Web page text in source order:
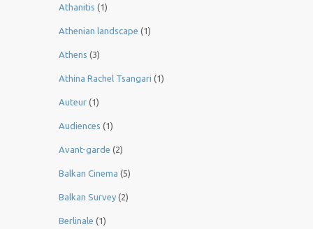
Athanitis (1)
Athenian landscape (1)
Athens (3)
Athina Rachel Tsangari (1)
Auteur (1)
Audiences (1)
Avant-garde (2)
Balkan Cinema (5)
Balkan Survey (2)
Berlinale (1)